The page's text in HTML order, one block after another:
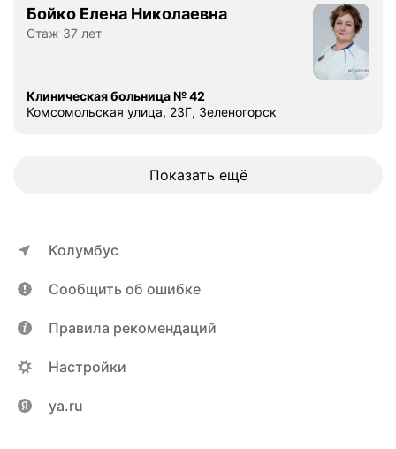
Бойко Елена Николаевна
Стаж 37 лет
Клиническая больница № 42
Комсомольская улица, 23Г, Зеленогорск
Показать ещё
Колумбус
Сообщить об ошибке
Правила рекомендаций
Настройки
ya.ru